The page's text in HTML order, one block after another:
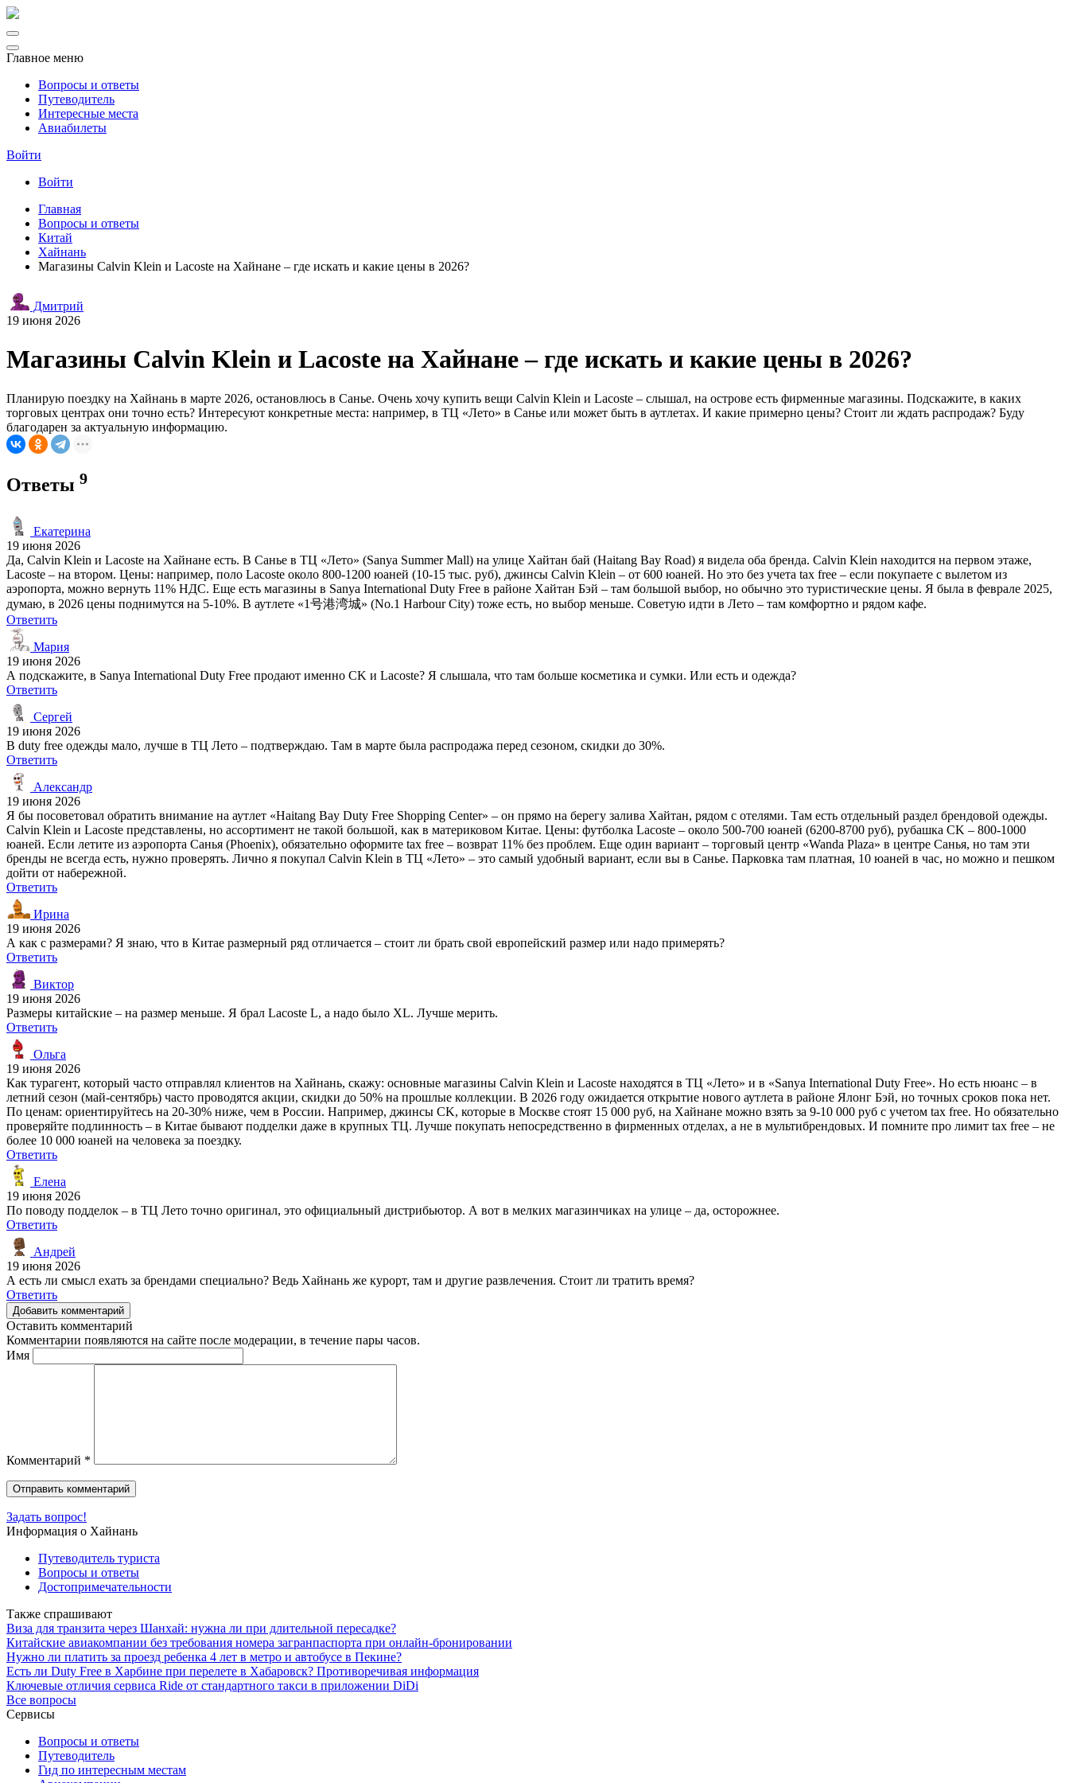
Главное меню
Вопросы и ответы
Путеводитель
Интересные места
Авиабилеты
Войти
Войти
Главная
Вопросы и ответы
Китай
Хайнань
Магазины Calvin Klein и Lacoste на Хайнане – где искать и какие цены в 2026?
Дмитрий
19 июня 2026
Магазины Calvin Klein и Lacoste на Хайнане – где искать и какие цены в 2026?
Планирую поездку на Хайнань в марте 2026, остановлюсь в Санье. Очень хочу купить вещи Calvin Klein и Lacoste – слышал, на острове есть фирменные магазины. Подскажите, в каких
торговых центрах они точно есть? Интересуют конкретные места: например, в ТЦ «Лето» в Санье или может быть в аутлетах. И какие примерно цены? Стоит ли ждать распродаж? Буду
благодарен за актуальную информацию.
Ответы 9
Екатерина
19 июня 2026
Да, Calvin Klein и Lacoste на Хайнане есть. В Санье в ТЦ «Лето» (Sanya Summer Mall) на улице Хайтан бай (Haitang Bay Road) я видела оба бренда. Calvin Klein находится на первом этаже,
Lacoste – на втором. Цены: например, поло Lacoste около 800-1200 юаней (10-15 тыс. руб), джинсы Calvin Klein – от 600 юаней. Но это без учета tax free – если покупаете с вылетом из
аэропорта, можно вернуть 11% НДС. Еще есть магазины в Sanya International Duty Free в районе Хайтан Бэй – там большой выбор, но обычно это туристические цены. Я была в феврале 2025,
думаю, в 2026 цены поднимутся на 5-10%. В аутлете «1号港湾城» (No.1 Harbour City) тоже есть, но выбор меньше. Советую идти в Лето – там комфортно и рядом кафе.
Ответить
Мария
19 июня 2026
А подскажите, в Sanya International Duty Free продают именно CK и Lacoste? Я слышала, что там больше косметика и сумки. Или есть и одежда?
Ответить
Сергей
19 июня 2026
В duty free одежды мало, лучше в ТЦ Лето – подтверждаю. Там в марте была распродажа перед сезоном, скидки до 30%.
Ответить
Александр
19 июня 2026
Я бы посоветовал обратить внимание на аутлет «Haitang Bay Duty Free Shopping Center» – он прямо на берегу залива Хайтан, рядом с отелями. Там есть отдельный раздел брендовой одежды.
Calvin Klein и Lacoste представлены, но ассортимент не такой большой, как в материковом Китае. Цены: футболка Lacoste – около 500-700 юаней (6200-8700 руб), рубашка CK – 800-1000
юаней. Если летите из аэропорта Санья (Phoenix), обязательно оформите tax free – возврат 11% без проблем. Еще один вариант – торговый центр «Wanda Plaza» в центре Санья, но там эти
бренды не всегда есть, нужно проверять. Лично я покупал Calvin Klein в ТЦ «Лето» – это самый удобный вариант, если вы в Санье. Парковка там платная, 10 юаней в час, но можно и пешком
дойти от набережной.
Ответить
Ирина
19 июня 2026
А как с размерами? Я знаю, что в Китае размерный ряд отличается – стоит ли брать свой европейский размер или надо примерять?
Ответить
Виктор
19 июня 2026
Размеры китайские – на размер меньше. Я брал Lacoste L, а надо было XL. Лучше мерить.
Ответить
Ольга
19 июня 2026
Как турагент, который часто отправлял клиентов на Хайнань, скажу: основные магазины Calvin Klein и Lacoste находятся в ТЦ «Лето» и в «Sanya International Duty Free». Но есть нюанс – в
летний сезон (май-сентябрь) часто проводятся акции, скидки до 50% на прошлые коллекции. В 2026 году ожидается открытие нового аутлета в районе Ялонг Бэй, но точных сроков пока нет.
По ценам: ориентируйтесь на 20-30% ниже, чем в России. Например, джинсы CK, которые в Москве стоят 15 000 руб, на Хайнане можно взять за 9-10 000 руб с учетом tax free. Но обязательно
проверяйте подлинность – в Китае бывают подделки даже в крупных ТЦ. Лучше покупать непосредственно в фирменных отделах, а не в мультибрендовых. И помните про лимит tax free – не
более 10 000 юаней на человека за поездку.
Ответить
Елена
19 июня 2026
По поводу подделок – в ТЦ Лето точно оригинал, это официальный дистрибьютор. А вот в мелких магазинчиках на улице – да, осторожнее.
Ответить
Андрей
19 июня 2026
А есть ли смысл ехать за брендами специально? Ведь Хайнань же курорт, там и другие развлечения. Стоит ли тратить время?
Ответить
Добавить комментарий
Оставить комментарий
Комментарии появляются на сайте после модерации, в течение пары часов.
Имя
Комментарий *
Задать вопрос!
Информация о Хайнань
Путеводитель туриста
Вопросы и ответы
Достопримечательности
Также спрашивают
Виза для транзита через Шанхай: нужна ли при длительной пересадке?
Китайские авиакомпании без требования номера загранпаспорта при онлайн-бронировании
Нужно ли платить за проезд ребенка 4 лет в метро и автобусе в Пекине?
Есть ли Duty Free в Харбине при перелете в Хабаровск? Противоречивая информация
Ключевые отличия сервиса Ride от стандартного такси в приложении DiDi
Все вопросы
Сервисы
Вопросы и ответы
Путеводитель
Гид по интересным местам